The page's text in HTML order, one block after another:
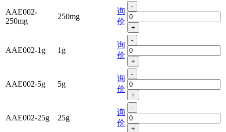
AAE002-
250mg
250mg
询
价
-
+
AAE002-1g 1g
询
价
-
+
AAE002-5g 5g
询
价
-
+
AAE002-25g 25g
询
价
-
+